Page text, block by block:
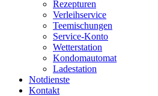
Rezepturen
Verleihservice
Teemischungen
Service-Konto
Wetterstation
Kondomautomat
Ladestation
Notdienste
Kontakt